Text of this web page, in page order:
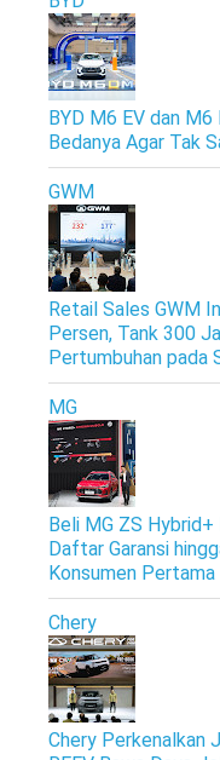
BYD M6 EV dan
Bedanya Agar Tak
GWM
Retail Sales GWM
Persen, Tank 300
Pertumbuhan pada
MG
Beli MG ZS
Daftar Garansi
Konsumen Pertama
Chery
Chery Perkenalkan